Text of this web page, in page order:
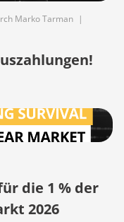
Marko Tarman |
die 1 % der
2026